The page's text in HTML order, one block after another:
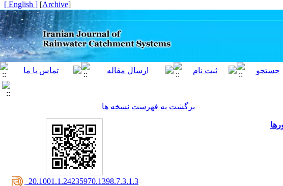
[
Archive
]
[ English ]
برگشت به فهرست نسخه ها
‎ 20.1001.1.24235970.1398.7.3.1.3